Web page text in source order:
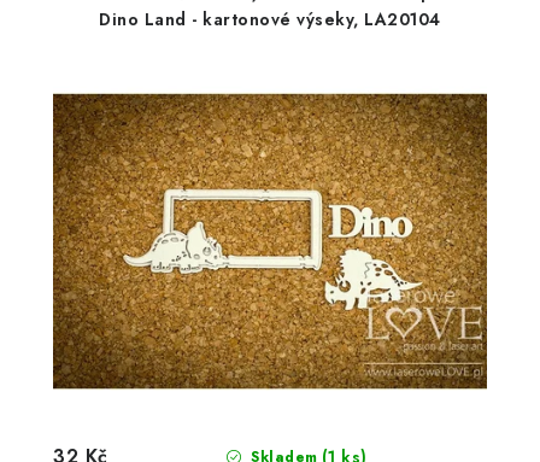
Dino Land - kartonové výseky, LA20104
Skladem